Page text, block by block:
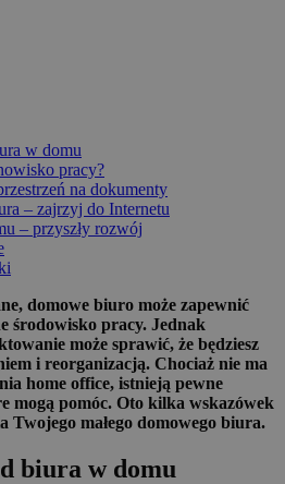
w domu
pracy?
na dokumenty
– zajrzyj do Internetu
– przyszły rozwój
domowe biuro może zapewnić
środowisko pracy. Jednak
może sprawić, że będziesz
i reorganizacją. Chociaż nie ma
home office, istnieją pewne
mogą pomóc. Oto kilka wskazówek
Twojego małego domowego biura.
biura w domu